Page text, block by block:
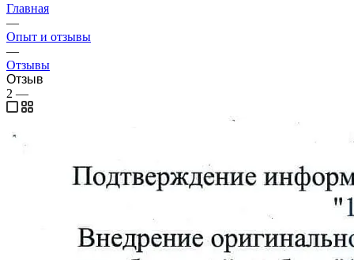
Главная
—
Опыт и отзывы
—
Отзывы
Отзыв
2 —